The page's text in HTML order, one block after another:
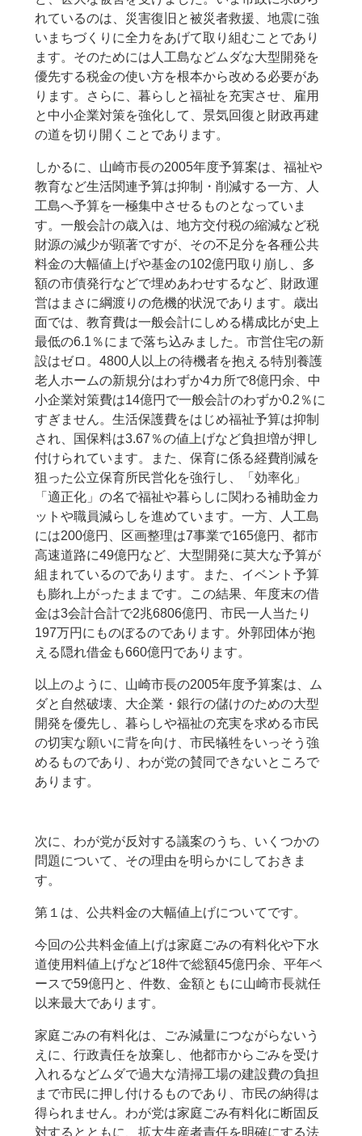
れているのは、災害復旧と被災者救援、地震に強
いまちづくりに全力をあげて取り組むことであり
ます。そのためには人工島などムダな大型開発を
優先する税金の使い方を根本から改める必要があ
ります。さらに、暮らしと福祉を充実させ、雇用
と中小企業対策を強化して、景気回復と財政再建
の道を切り開くことであります。
しかるに、山崎市長の2005年度予算案は、福祉や
教育など生活関連予算は抑制・削減する一方、人
工島へ予算を一極集中させるものとなっていま
す。一般会計の歳入は、地方交付税の縮減など税
財源の減少が顕著ですが、その不足分を各種公共
料金の大幅値上げや基金の102億円取り崩し、多
額の市債発行などで埋めあわせするなど、財政運
営はまさに綱渡りの危機的状況であります。歳出
面では、教育費は一般会計にしめる構成比が史上
最低の6.1％にまで落ち込みました。市営住宅の新
設はゼロ。4800人以上の待機者を抱える特別養護
老人ホームの新規分はわずか4カ所で8億円余、中
小企業対策費は14億円で一般会計のわずか0.2％に
すぎません。生活保護費をはじめ福祉予算は抑制
され、国保料は3.67％の値上げなど負担増が押し
付けられています。また、保育に係る経費削減を
狙った公立保育所民営化を強行し、「効率化」
「適正化」の名で福祉や暮らしに関わる補助金カ
ットや職員減らしを進めています。一方、人工島
には200億円、区画整理は7事業で165億円、都市
高速道路に49億円など、大型開発に莫大な予算が
組まれているのであります。また、イベント予算
も膨れ上がったままです。この結果、年度末の借
金は3会計合計で2兆6806億円、市民一人当たり
197万円にものぼるのであります。外郭団体が抱
える隠れ借金も660億円であります。
以上のように、山崎市長の2005年度予算案は、ム
ダと自然破壊、大企業・銀行の儲けのための大型
開発を優先し、暮らしや福祉の充実を求める市民
の切実な願いに背を向け、市民犠牲をいっそう強
めるものであり、わが党の賛同できないところで
あります。
次に、わが党が反対する議案のうち、いくつかの
問題について、その理由を明らかにしておきま
す。
第１は、公共料金の大幅値上げについてです。
今回の公共料金値上げは家庭ごみの有料化や下水
道使用料値上げなど18件で総額45億円余、平年ベ
ースで59億円と、件数、金額ともに山崎市長就任
以来最大であります。
家庭ごみの有料化は、ごみ減量につながらないう
えに、行政責任を放棄し、他都市からごみを受け
入れるなどムダで過大な清掃工場の建設費の負担
まで市民に押し付けるものであり、市民の納得は
得られません。わが党は家庭ごみ有料化に断固反
対するとともに、拡大生産者責任を明確にする法